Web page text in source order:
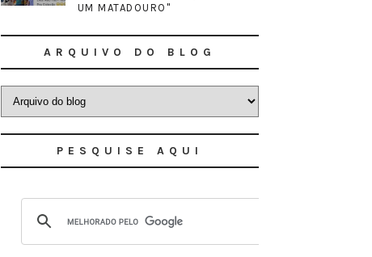
UM MATADOURO"
ARQUIVO DO BLOG
PESQUISE AQUI